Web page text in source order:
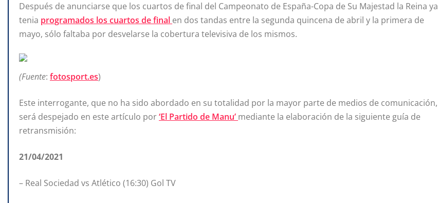
Después de anunciarse que los cuartos de final del Campeonato de España-Copa de Su Majestad la Reina ya
tenia programados los cuartos de final en dos tandas entre la segunda quincena de abril y la primera de
mayo, sólo faltaba por desvelarse la cobertura televisiva de los mismos.
(Fuente: fotosport.es)
Este interrogante, que no ha sido abordado en su totalidad por la mayor parte de medios de comunicación,
será despejado en este artículo por‘El Partido de Manu’ mediante la elaboración de la siguiente guía de
retransmisión:
21/04/2021
– Real Sociedad vs Atlético (16:30) Gol TV